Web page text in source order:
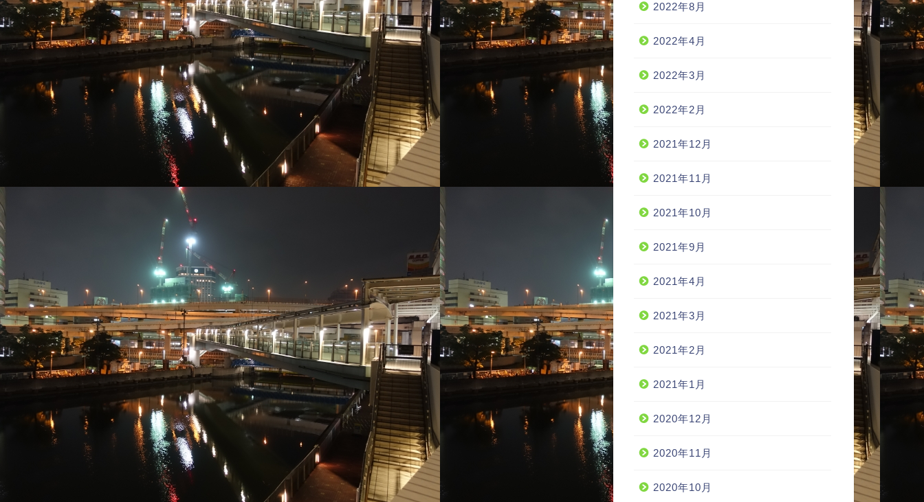
2022年8月
2022年4月
2022年3月
2022年2月
2021年12月
2021年11月
2021年10月
2021年9月
2021年4月
2021年3月
2021年2月
2021年1月
2020年12月
2020年11月
2020年10月